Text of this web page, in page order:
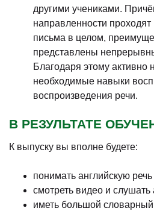
другими учениками.
направленности проходят
письма в целом,
представлены
Благодаря этому активно
необходимые навыки
воспроизведения речи.
В РЕЗУЛЬТАТЕ
К выпуску вы вполне будете:
понимать английскую
смотреть видео и слушать
иметь большой словарный